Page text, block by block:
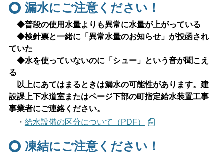
文字サイズ
白 黒 黄 青
リセット
language
漏水にご注意ください！
◆普段の使用水量よりも異常に水量が上がっている
◆検針票と一緒に「異常水量のお知らせ」が投函され
ていた
◆水を使っていないのに「シュー」という音が聞こえ
る
以上にあてはまるときは漏水の可能性があります。建
設課上下水道室またはページ下部の町指定給水装置工事
事業者にご連絡ください。
・ 給水設備の区分について（PDF）
凍結にご注意ください！